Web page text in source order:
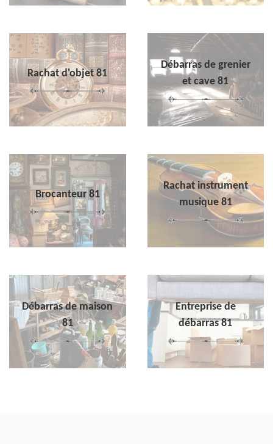
Rachat d'objet 81
Débarras de grenier
et cave 81
Brocanteur 81
Rachat instrument
musique 81
Débarras de maison
81
Entreprise de
débarras 81